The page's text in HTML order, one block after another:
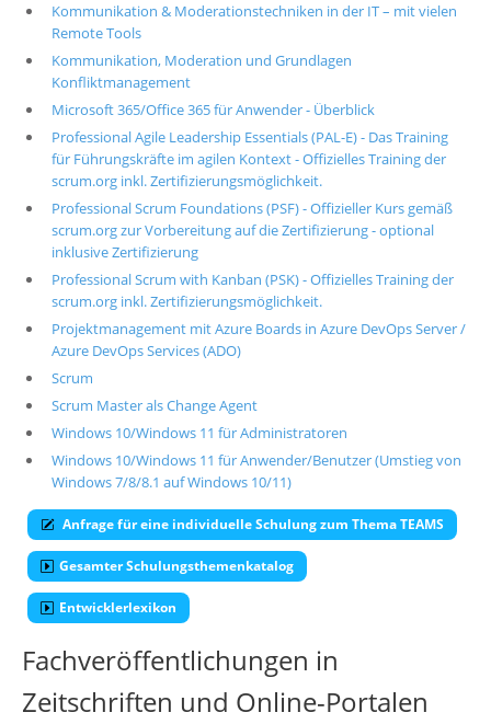
Kommunikation & Moderationstechniken in der IT – mit vielen
Remote Tools
Kommunikation, Moderation und Grundlagen
Konfliktmanagement
Microsoft 365/Office 365 für Anwender - Überblick
Professional Agile Leadership Essentials (PAL-E) - Das Training
für Führungskräfte im agilen Kontext - Offizielles Training der
scrum.org inkl. Zertifizierungsmöglichkeit.
Professional Scrum Foundations (PSF) - Offizieller Kurs gemäß
scrum.org zur Vorbereitung auf die Zertifizierung - optional
inklusive Zertifizierung
Professional Scrum with Kanban (PSK) - Offizielles Training der
scrum.org inkl. Zertifizierungsmöglichkeit.
Projektmanagement mit Azure Boards in Azure DevOps Server /
Azure DevOps Services (ADO)
Scrum
Scrum Master als Change Agent
Windows 10/Windows 11 für Administratoren
Windows 10/Windows 11 für Anwender/Benutzer (Umstieg von
Windows 7/8/8.1 auf Windows 10/11)
Anfrage für eine individuelle Schulung zum Thema TEAMS
Gesamter Schulungsthemenkatalog
Entwicklerlexikon
Fachveröffentlichungen in
Zeitschriften und Online-Portalen